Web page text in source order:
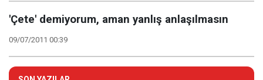
'Çete' demiyorum, aman yanlış anlaşılmasın
09/07/2011 00:39